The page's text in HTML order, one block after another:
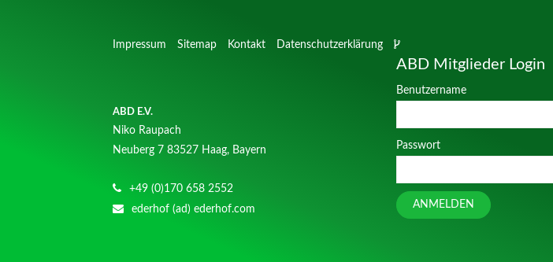
Impressum Sitemap Kontakt Datenschutzerklärung
ABD E.V.
Niko Raupach
Neuberg 7 83527 Haag, Bayern
+49 (0)170 658 2552
ederhof (ad) ederhof.com
ABD Mitglieder Login
Benutzername
Passwort
ANMELDEN